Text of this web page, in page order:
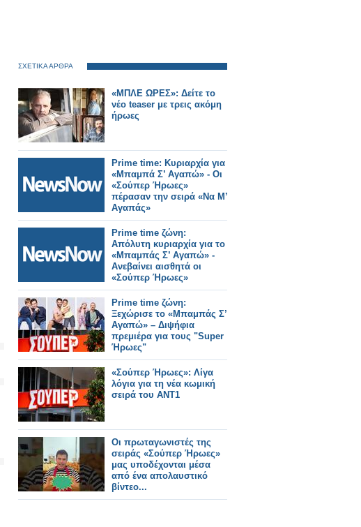
ΣΧΕΤΙΚΑ ΑΡΘΡΑ
«ΜΠΛΕ ΩΡΕΣ»: Δείτε το
νέο teaser με τρεις ακόμη
ήρωες
Prime time: Κυριαρχία για
«Μπαμπά Σ’ Αγαπώ» - Οι
«Σούπερ Ήρωες»
πέρασαν την σειρά «Να Μ’
Αγαπάς»
Prime time ζώνη:
Απόλυτη κυριαρχία για το
«Μπαμπάς Σ’ Αγαπώ» -
Ανεβαίνει αισθητά οι
«Σούπερ Ήρωες»
Prime time ζώνη:
Ξεχώρισε το «Μπαμπάς Σ’
Αγαπώ» – Διψήφια
πρεμιέρα για τους "Super
Ήρωες"
«Σούπερ Ήρωες»: Λίγα
λόγια για τη νέα κωμική
σειρά του ΑΝΤ1
Οι πρωταγωνιστές της
σειράς «Σούπερ Ήρωες»
μας υποδέχονται μέσα
από ένα απολαυστικό
βίντεο...